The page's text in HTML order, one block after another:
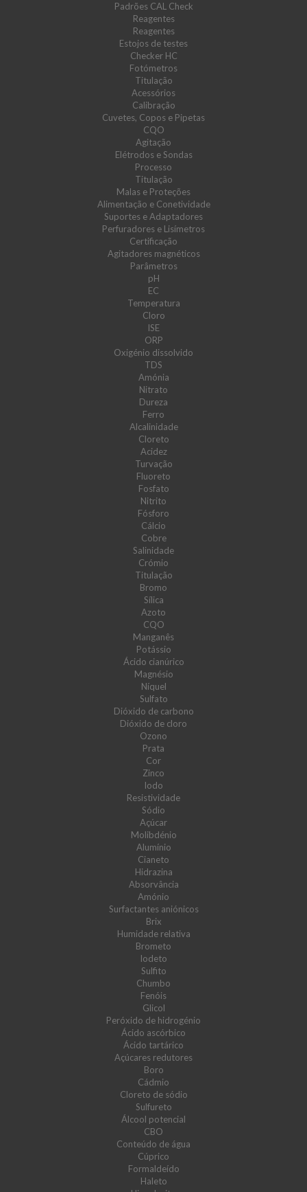
Padrões CAL Check
Reagentes
Reagentes
Estojos de testes
Checker HC
Fotómetros
Titulação
Acessórios
Calibração
Cuvetes, Copos e Pipetas
CQO
Agitação
Elétrodos e Sondas
Processo
Titulação
Malas e Proteções
Alimentação e Conetividade
Suportes e Adaptadores
Perfuradores e Lisímetros
Certificação
Agitadores magnéticos
Parâmetros
pH
EC
Temperatura
Cloro
ISE
ORP
Oxigénio dissolvido
TDS
Amónia
Nitrato
Dureza
Ferro
Alcalinidade
Cloreto
Acidez
Turvação
Fluoreto
Fosfato
Nitrito
Fósforo
Cálcio
Cobre
Salinidade
Crómio
Titulação
Bromo
Sílica
Azoto
CQO
Manganês
Potássio
Ácido cianúrico
Magnésio
Níquel
Sulfato
Dióxido de carbono
Dióxido de cloro
Ozono
Prata
Cor
Zinco
Iodo
Resistividade
Sódio
Açúcar
Molibdénio
Alumínio
Cianeto
Hidrazina
Absorvância
Amónio
Surfactantes aniónicos
Brix
Humidade relativa
Brometo
Iodeto
Sulfito
Chumbo
Fenóis
Glicol
Peróxido de hidrogénio
Ácido ascórbico
Ácido tartárico
Açúcares redutores
Boro
Cádmio
Cloreto de sódio
Sulfureto
Álcool potencial
CBO
Conteúdo de água
Cúprico
Formaldeído
Haleto